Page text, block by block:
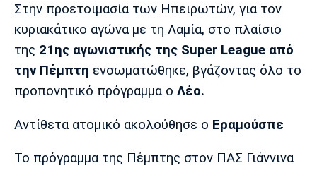
Media
Παρασκήνιο
Μπαρτσελόνα
Ρεάλ
Μαδρίτης
Ατλέτικο
Γιουνάιτεντ
Στην προετοιμασία των Ηπειρωτών, για τον
κυριακάτικο αγώνα με τη Λαμία, στο πλαίσιο
της 21ης αγωνιστικής της Super League από
την Πέμπτη ενσωματώθηκε, βγάζοντας όλο το
προπονητικό πρόγραμμα ο Λέο.
Αντίθετα ατομικό ακολούθησε ο Εραμούσπε
Το πρόγραμμα της Πέμπτης στον ΠΑΣ Γιάννινα